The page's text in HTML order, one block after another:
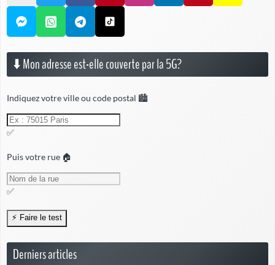
⬇️ Mon adresse est-elle couverte par la 5G?
Indiquez votre ville ou code postal 🏙️
✅
Puis votre rue 🏠
✅
Derniers articles